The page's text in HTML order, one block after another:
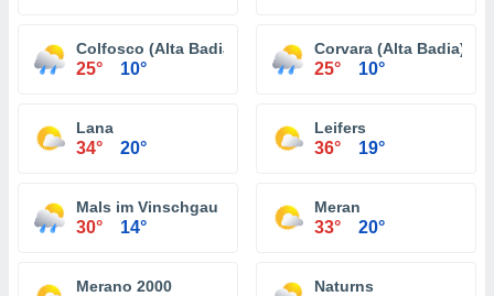
Colfosco (Alta Badia)
25° 10°
Corvara (Alta Badia)
25° 10°
Lana
34° 20°
Leifers
36° 19°
Mals im Vinschgau
30° 14°
Meran
33° 20°
Merano 2000 Naturns